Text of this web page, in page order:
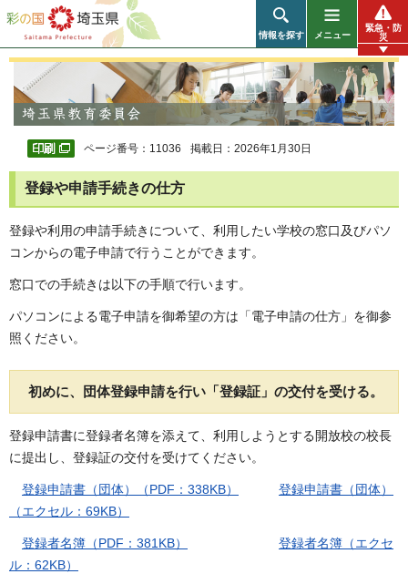
彩の国 埼玉県
情報を探す メニュー
緊急・防
災
ページ番号：11036 掲載日：2026年1月30日
登録や申請手続きの仕方
登録や利用の申請手続きについて 、利用したい学校の窓口及びパソ
コンからの電子申請で行うことができます。
窓口での手続きは以下の手順で行います。
パソコンによる電子申請を御希望の方は「電子申請の仕方」を御参
照ください。
初めに、団体登録申請を行い「登録証」の交付を受ける。
登録申請書に登録者名簿を添えて、利用しようとする開放校の校長
に提出し、登録証の交付を受けてください。
登録申請書（団体）（PDF：338KB）
登録申請書（団体）
（エクセル：69KB）
登録者名簿（PDF：381KB）
登録者名簿（エクセ
ル：62KB）